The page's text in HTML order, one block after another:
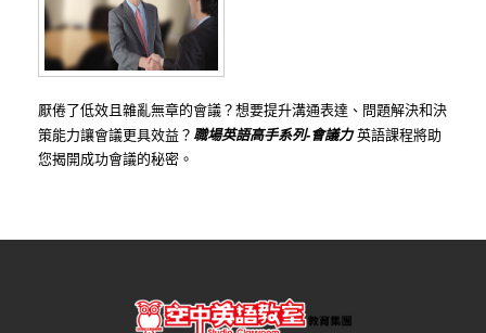
厭倦了低效且雜亂無章的會議？想要提升溝通表達、問題解決和決
策能力讓會議更具效益？ 職場英語高手系列-會議力 英語課程將助
您揭開成功會議的秘密。